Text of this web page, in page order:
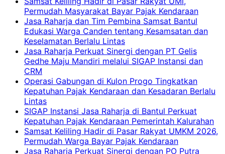
Permudah Masyarakat Bayar Pajak Kendaraan
Jasa Raharja dan Tim Pembina Samsat Bantul
Edukasi Warga Canden tentang Kesamsatan dan
Keselamatan Berlalu Lintas
Jasa Raharja Perkuat Sinergi dengan PT Gelis
Gedhe Maju Mandiri melalui SIGAP Instansi dan
CRM
Operasi Gabungan di Kulon Progo Tingkatkan
Kepatuhan Pajak Kendaraan dan Kesadaran Berlalu
Lintas
SIGAP Instansi Jasa Raharja di Bantul Perkuat
Kepatuhan Pajak Kendaraan Pemerintah Kalurahan
Samsat Keliling Hadir di Pasar Rakyat UMKM 2026,
Permudah Warga Bayar Pajak Kendaraan
Jasa Raharja Perkuat Sinergi dengan PO Putra